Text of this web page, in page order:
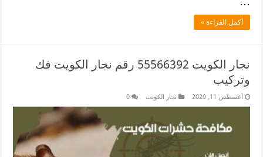
أكمل القراءة »
نجار الكويت 55566392 رقم نجار الكويت فك
وتركيب
أغسطس 11, 2020 نجار الكويت 0